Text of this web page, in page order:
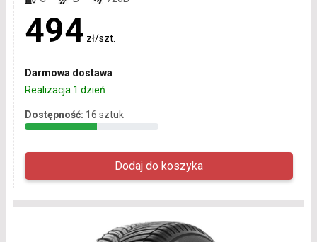
494 zł/szt.
Darmowa dostawa
Realizacja 1 dzień
Dostępność: 16 sztuk